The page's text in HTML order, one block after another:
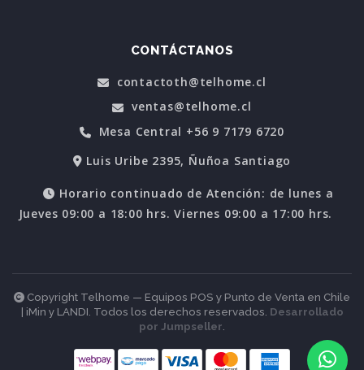
CONTÁCTANOS
contactoth@telhome.cl
ventas@telhome.cl
Mesa Central +56 9 7179 6720
Luis Uribe 2395, Ñuñoa Santiago
Horario continuado de Atención: de lunes a
Jueves 09:00 a 18:00 hrs. Viernes 09:00 a 17:00 hrs.
Copyright Telhome — Equipos POS y Punto de Venta en Chile
| iMin y LANDI. Todos los derechos reservados. Desarrollado
por Jumpseller